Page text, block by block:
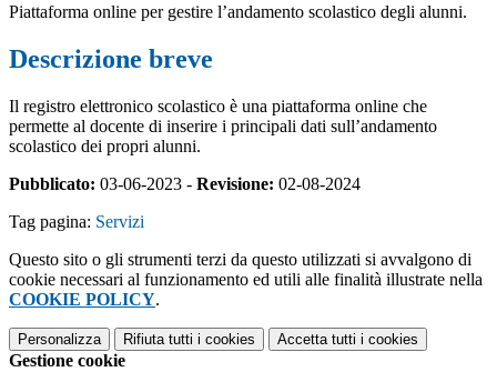
Piattaforma online per gestire l’andamento scolastico degli alunni.
Descrizione breve
Il registro elettronico scolastico è una piattaforma online che
permette al docente di inserire i principali dati sull’andamento
scolastico dei propri alunni.
Pubblicato: 03-06-2023 - Revisione: 02-08-2024
Tag pagina: Servizi
Questo sito o gli strumenti terzi da questo utilizzati si avvalgono di
cookie necessari al funzionamento ed utili alle finalità illustrate nella
COOKIE POLICY.
Personalizza Rifiuta tutti i cookies Accetta tutti i cookies
Gestione cookie